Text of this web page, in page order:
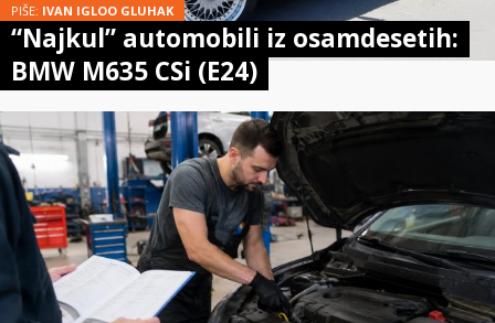
PIŠE: IVAN IGLOO GLUHAK
“Najkul” automobili iz osamdesetih:
BMW M635 CSi (E24)